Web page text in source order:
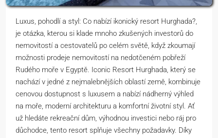
Luxus, pohodlí a styl: Co nabízí ikonický resort Hurghada?,
je otázka, kterou si klade mnoho zkušených investorů do
nemovitostí a cestovatelů po celém světě, když zkoumají
možnosti prodeje nemovitostí na nedotčeném pobřeží
Rudého moře v Egyptě. Iconic Resort Hurghada, který se
nachází v jedné z nejmalebnějších oblastí země, kombinuje
cenovou dostupnost s luxusem a nabízí nádherný výhled
na moře, moderní architekturu a komfortní životní styl. Ať
už hledáte rekreační dům, výhodnou investici nebo ráj pro
důchodce, tento resort splňuje všechny požadavky. Díky